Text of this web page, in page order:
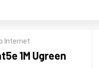
Internet
1M Ugreen